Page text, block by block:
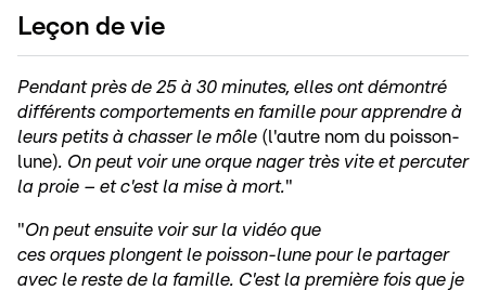
Leçon de vie
Pendant près de 25 à 30 minutes, elles ont démontré
différents comportements en famille pour apprendre à
leurs petits à chasser le môle (l'autre nom du poisson-
lune). On peut voir une orque nager très vite et percuter
la proie – et c'est la mise à mort."
"On peut ensuite voir sur la vidéo que
ces orques plongent le poisson-lune pour le partager
avec le reste de la famille. C'est la première fois que je